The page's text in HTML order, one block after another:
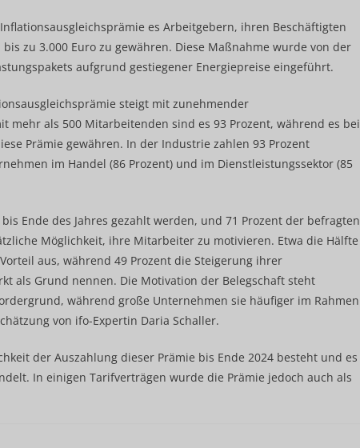
es Arbeitgebern, ihren Beschäftigten
zu 3.000 Euro zu gewähren. Diese Maßnahme wurde von der
aufgrund gestiegener Energiepreise eingeführt.
steigt mit zunehmender
mehr als 500 Mitarbeitenden sind es 93 Prozent, während es bei
Prämie gewähren. In der Industrie zahlen 93 Prozent
im Handel (86 Prozent) und im Dienstleistungssektor (85
Ende des Jahres gezahlt werden, und 71 Prozent der befragten
Möglichkeit, ihre Mitarbeiter zu motivieren. Etwa die Hälfte
aus, während 49 Prozent die Steigerung ihrer
als Grund nennen. Die Motivation der Belegschaft steht
während große Unternehmen sie häufiger im Rahmen
von ifo-Expertin Daria Schaller.
der Auszahlung dieser Prämie bis Ende 2024 besteht und es
In einigen Tarifverträgen wurde die Prämie jedoch auch als